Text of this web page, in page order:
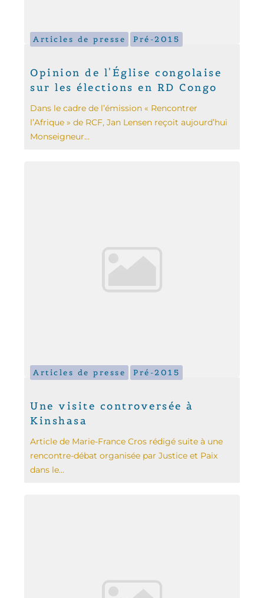
Articles de presse Pré-2015
Opinion de l'Église congolaise
sur les élections en RD Congo
Dans le cadre de l’émission « Rencontrer
l’Afrique » de RCF, Jan Lensen reçoit aujourd’hui
Monseigneur...
Articles de presse Pré-2015
Une visite controversée à
Kinshasa
Article de Marie-France Cros rédigé suite à une
rencontre-débat organisée par Justice et Paix
dans le...